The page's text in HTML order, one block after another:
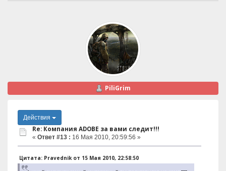
PiliGrim
Действия
Re: Компания ADOBE за вами следит!!!
« Ответ #13 : 16 Мая 2010, 20:59:56 »
Цитата: Pravednik от 15 Мая 2010, 22:58:50